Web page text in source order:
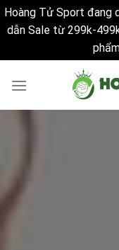
Hoàng Tử Sport đang
dẫn Sale từ 299k-